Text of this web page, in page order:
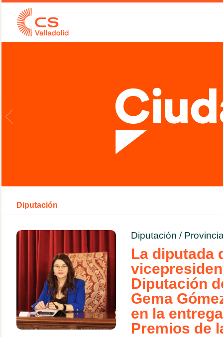
Diputación
Diputación /
La diputada
Diputación
Gema
en la
Premios de